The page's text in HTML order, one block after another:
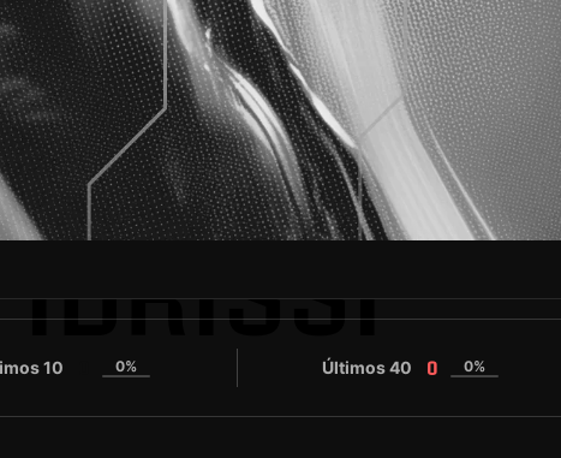
IDRISSI
10 0% Últimos 40 0 0%